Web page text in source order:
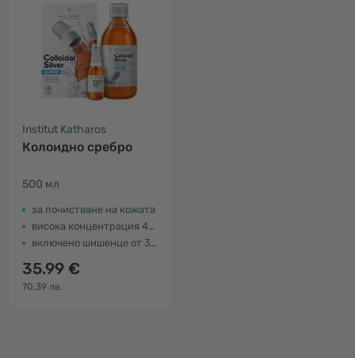
Institut Katharos
Колоидно сребро
500 мл
за почистване на кожата
висока концентрация 40 ppm
включено шишенце от 30 мл
35.99 €
70.39 лв.